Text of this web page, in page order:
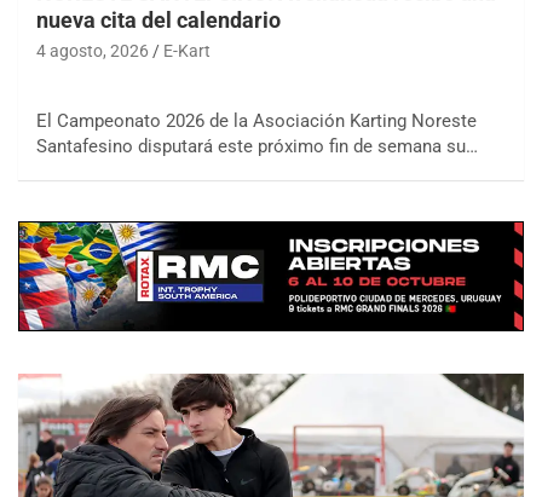
nueva cita del calendario
4 agosto, 2026 E-Kart
El Campeonato 2026 de la Asociación Karting Noreste
Santafesino disputará este próximo fin de semana su…